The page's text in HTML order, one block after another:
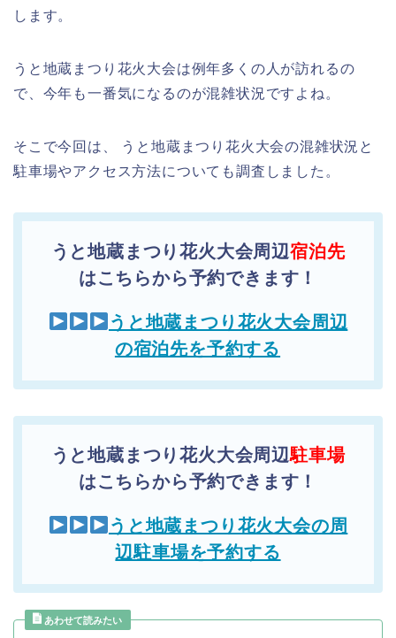
します。
うと地蔵まつり花火大会は例年多くの人が訪れるの
で、今年も一番気になるのが混雑状況ですよね。
そこで今回は、 うと地蔵まつり花火大会の混雑状況と
駐車場やアクセス方法についても調査しました。
うと地蔵まつり花火大会周辺宿泊先
はこちらから予約できます！
うと地蔵まつり花火大会周辺
の宿泊先を予約する
うと地蔵まつり花火大会周辺駐車場
はこちらから予約できます！
うと地蔵まつり花火大会の周
辺駐車場を予約する